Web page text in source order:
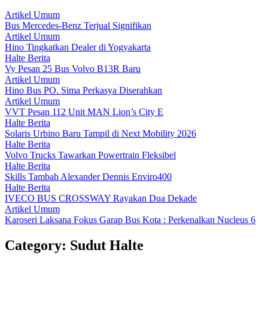
Artikel Umum
Bus Mercedes-Benz Terjual Signifikan
Artikel Umum
Hino Tingkatkan Dealer di Yogyakarta
Halte Berita
Vy Pesan 25 Bus Volvo B13R Baru
Artikel Umum
Hino Bus PO. Sima Perkasya Diserahkan
Artikel Umum
VVT Pesan 112 Unit MAN Lion’s City E
Halte Berita
Solaris Urbino Baru Tampil di Next Mobility 2026
Halte Berita
Volvo Trucks Tawarkan Powertrain Fleksibel
Halte Berita
Skills Tambah Alexander Dennis Enviro400
Halte Berita
IVECO BUS CROSSWAY Rayakan Dua Dekade
Artikel Umum
Karoseri Laksana Fokus Garap Bus Kota : Perkenalkan Nucleus 6
Category: Sudut Halte